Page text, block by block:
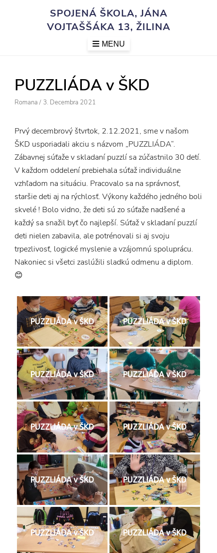
SPOJENÁ ŠKOLA, JÁNA
VOJTAŠŠÁKA 13, ŽILINA
MENU
PUZZLIÁDA v ŠKD
Author
Romana / Posted
3. Decembra 2021
Prvý decembrový štvrtok, 2.12.2021, sme v našom
ŠKD usporiadali akciu s názvom „PUZZLIÁDA“.
Zábavnej súťaže v skladaní puzzlí sa zúčastnilo 30 detí.
V každom oddelení prebiehala súťaž individuálne
vzhľadom na situáciu. Pracovalo sa na správnosť,
staršie deti aj na rýchlosť. Výkony každého jedného boli
skvelé ! Bolo vidno, že deti sú zo súťaže nadšené a
každý sa snažil byť čo najlepší. Súťaž v skladaní puzzlí
deti nielen zabavila, ale potrénovali si aj svoju
trpezlivosť, logické myslenie a vzájomnú spoluprácu.
Nakoniec si všetci zaslúžili sladkú odmenu a diplom.
😊
PUZZLIÁDA v ŠKD PUZZLIÁDA v ŠKD
PUZZLIÁDA v ŠKD PUZZLIÁDA v ŠKD
PUZZLIÁDA v ŠKD PUZZLIÁDA v ŠKD
PUZZLIÁDA v ŠKD PUZZLIÁDA v ŠKD
PUZZLIÁDA v ŠKD PUZZLIÁDA v ŠKD